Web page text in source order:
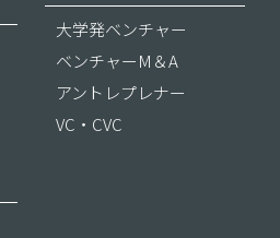
大学発ベンチャー
ベンチャーM＆A
アントレプレナー
VC・CVC